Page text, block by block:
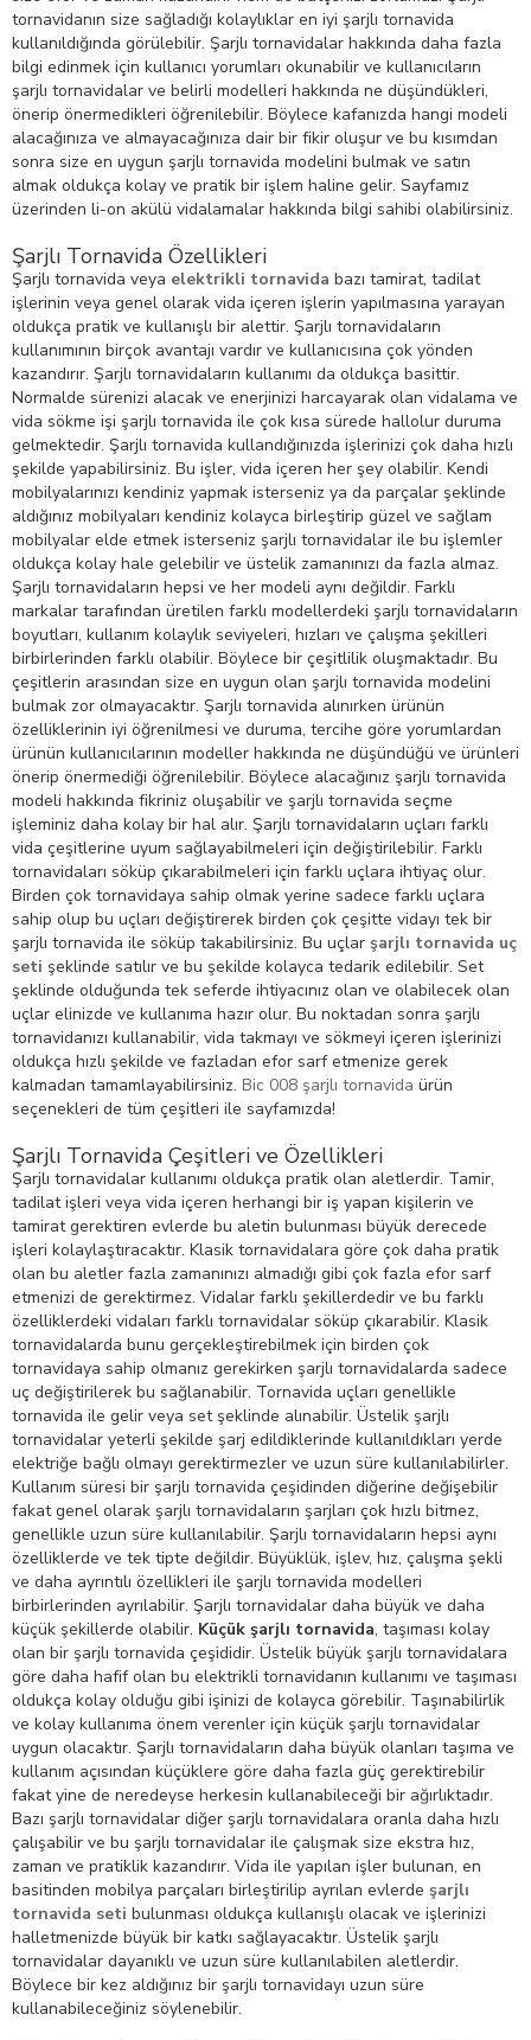
tornavidanın size sağladığı kolaylıklar en iyi şarjlı tornavida
kullanıldığında görülebilir. Şarjlı tornavidalar hakkında daha fazla
bilgi edinmek için kullanıcı yorumları okunabilir ve kullanıcıların
şarjlı tornavidalar ve belirli modelleri hakkında ne düşündükleri,
önerip önermedikleri öğrenilebilir. Böylece kafanızda hangi modeli
alacağınıza ve almayacağınıza dair bir fikir oluşur ve bu kısımdan
sonra size en uygun şarjlı tornavida modelini bulmak ve satın
almak oldukça kolay ve pratik bir işlem haline gelir. Sayfamız
üzerinden li-on akülü vidalamalar hakkında bilgi sahibi olabilirsiniz.
Şarjlı Tornavida Özellikleri
Şarjlı tornavida veya elektrikli tornavida bazı tamirat, tadilat
işlerinin veya genel olarak vida içeren işlerin yapılmasına yarayan
oldukça pratik ve kullanışlı bir alettir. Şarjlı tornavidaların
kullanımının birçok avantajı vardır ve kullanıcısına çok yönden
kazandırır. Şarjlı tornavidaların kullanımı da oldukça basittir.
Normalde sürenizi alacak ve enerjinizi harcayarak olan vidalama ve
vida sökme işi şarjlı tornavida ile çok kısa sürede hallolur duruma
gelmektedir. Şarjlı tornavida kullandığınızda işlerinizi çok daha hızlı
şekilde yapabilirsiniz. Bu işler, vida içeren her şey olabilir. Kendi
mobilyalarınızı kendiniz yapmak isterseniz ya da parçalar şeklinde
aldığınız mobilyaları kendiniz kolayca birleştirip güzel ve sağlam
mobilyalar elde etmek isterseniz şarjlı tornavidalar ile bu işlemler
oldukça kolay hale gelebilir ve üstelik zamanınızı da fazla almaz.
Şarjlı tornavidaların hepsi ve her modeli aynı değildir. Farklı
markalar tarafından üretilen farklı modellerdeki şarjlı tornavidaların
boyutları, kullanım kolaylık seviyeleri, hızları ve çalışma şekilleri
birbirlerinden farklı olabilir. Böylece bir çeşitlilik oluşmaktadır. Bu
çeşitlerin arasından size en uygun olan şarjlı tornavida modelini
bulmak zor olmayacaktır. Şarjlı tornavida alınırken ürünün
özelliklerinin iyi öğrenilmesi ve duruma, tercihe göre yorumlardan
ürünün kullanıcılarının modeller hakkında ne düşündüğü ve ürünleri
önerip önermediği öğrenilebilir. Böylece alacağınız şarjlı tornavida
modeli hakkında fikriniz oluşabilir ve şarjlı tornavida seçme
işleminiz daha kolay bir hal alır. Şarjlı tornavidaların uçları farklı
vida çeşitlerine uyum sağlayabilmeleri için değiştirilebilir. Farklı
tornavidaları söküp çıkarabilmeleri için farklı uçlara ihtiyaç olur.
Birden çok tornavidaya sahip olmak yerine sadece farklı uçlara
sahip olup bu uçları değiştirerek birden çok çeşitte vidayı tek bir
şarjlı tornavida ile söküp takabilirsiniz. Bu uçlar şarjlı tornavida uç
seti şeklinde satılır ve bu şekilde kolayca tedarik edilebilir. Set
şeklinde olduğunda tek seferde ihtiyacınız olan ve olabilecek olan
uçlar elinizde ve kullanıma hazır olur. Bu noktadan sonra şarjlı
tornavidanızı kullanabilir, vida takmayı ve sökmeyi içeren işlerinizi
oldukça hızlı şekilde ve fazladan efor sarf etmenize gerek
kalmadan tamamlayabilirsiniz. Bic 008 şarjlı tornavida ürün
seçenekleri de tüm çeşitleri ile sayfamızda!
Şarjlı Tornavida Çeşitleri ve Özellikleri
Şarjlı tornavidalar kullanımı oldukça pratik olan aletlerdir. Tamir,
tadilat işleri veya vida içeren herhangi bir iş yapan kişilerin ve
tamirat gerektiren evlerde bu aletin bulunması büyük derecede
işleri kolaylaştıracaktır. Klasik tornavidalara göre çok daha pratik
olan bu aletler fazla zamanınızı almadığı gibi çok fazla efor sarf
etmenizi de gerektirmez. Vidalar farklı şekillerdedir ve bu farklı
özelliklerdeki vidaları farklı tornavidalar söküp çıkarabilir. Klasik
tornavidalarda bunu gerçekleştirebilmek için birden çok
tornavidaya sahip olmanız gerekirken şarjlı tornavidalarda sadece
uç değiştirilerek bu sağlanabilir. Tornavida uçları genellikle
tornavida ile gelir veya set şeklinde alınabilir. Üstelik şarjlı
tornavidalar yeterli şekilde şarj edildiklerinde kullanıldıkları yerde
elektriğe bağlı olmayı gerektirmezler ve uzun süre kullanılabilirler.
Kullanım süresi bir şarjlı tornavida çeşidinden diğerine değişebilir
fakat genel olarak şarjlı tornavidaların şarjları çok hızlı bitmez,
genellikle uzun süre kullanılabilir. Şarjlı tornavidaların hepsi aynı
özelliklerde ve tek tipte değildir. Büyüklük, işlev, hız, çalışma şekli
ve daha ayrıntılı özellikleri ile şarjlı tornavida modelleri
birbirlerinden ayrılabilir. Şarjlı tornavidalar daha büyük ve daha
küçük şekillerde olabilir. Küçük şarjlı tornavida, taşıması kolay
olan bir şarjlı tornavida çeşididir. Üstelik büyük şarjlı tornavidalara
göre daha hafif olan bu elektrikli tornavidanın kullanımı ve taşıması
oldukça kolay olduğu gibi işinizi de kolayca görebilir. Taşınabilirlik
ve kolay kullanıma önem verenler için küçük şarjlı tornavidalar
uygun olacaktır. Şarjlı tornavidaların daha büyük olanları taşıma ve
kullanım açısından küçüklere göre daha fazla güç gerektirebilir
fakat yine de neredeyse herkesin kullanabileceği bir ağırlıktadır.
Bazı şarjlı tornavidalar diğer şarjlı tornavidalara oranla daha hızlı
çalışabilir ve bu şarjlı tornavidalar ile çalışmak size ekstra hız,
zaman ve pratiklik kazandırır. Vida ile yapılan işler bulunan, en
basitinden mobilya parçaları birleştirilip ayrılan evlerde şarjlı
tornavida seti bulunması oldukça kullanışlı olacak ve işlerinizi
halletmenizde büyük bir katkı sağlayacaktır. Üstelik şarjlı
tornavidalar dayanıklı ve uzun süre kullanılabilen aletlerdir.
Böylece bir kez aldığınız bir şarjlı tornavidayı uzun süre
kullanabileceğiniz söylenebilir.